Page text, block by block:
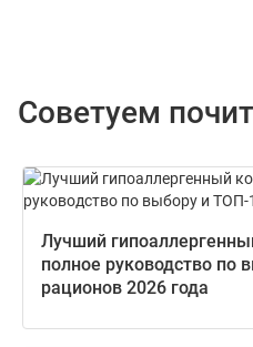
Советуем
Лучший
полное руководство по
рационов 2026 года